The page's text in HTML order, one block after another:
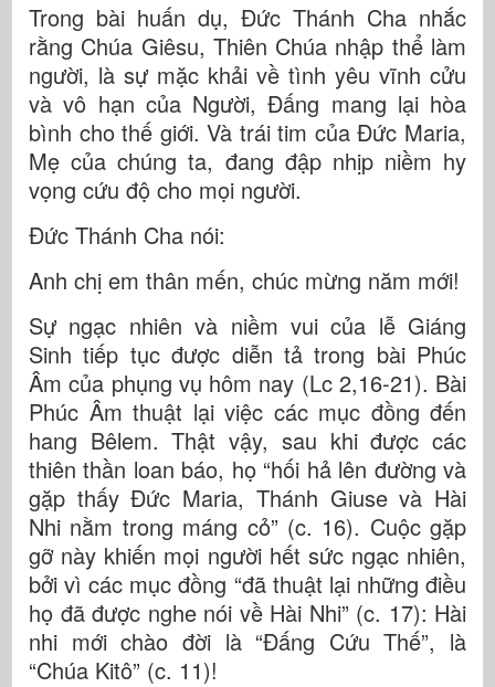
Trong bài huấn dụ, Đức Thánh Cha nhắc
rằng Chúa Giêsu, Thiên Chúa nhập thể làm
người, là sự mặc khải về tình yêu vĩnh cửu
và vô hạn của Người, Đấng mang lại hòa
bình cho thế giới. Và trái tim của Đức Maria,
Mẹ của chúng ta, đang đập nhịp niềm hy
vọng cứu độ cho mọi người.
Đức Thánh Cha nói:
Anh chị em thân mến, chúc mừng năm mới!
Sự ngạc nhiên và niềm vui của lễ Giáng
Sinh tiếp tục được diễn tả trong bài Phúc
Âm của phụng vụ hôm nay (Lc 2,16-21). Bài
Phúc Âm thuật lại việc các mục đồng đến
hang Bêlem. Thật vậy, sau khi được các
thiên thần loan báo, họ “hối hả lên đường và
gặp thấy Đức Maria, Thánh Giuse và Hài
Nhi nằm trong máng cỏ” (c. 16). Cuộc gặp
gỡ này khiến mọi người hết sức ngạc nhiên,
bởi vì các mục đồng “đã thuật lại những điều
họ đã được nghe nói về Hài Nhi” (c. 17): Hài
nhi mới chào đời là “Đấng Cứu Thế”, là
“Chúa Kitô” (c. 11)!